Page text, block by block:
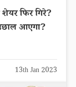
फिर गिरे?
आएगा?
13th Jan 2023